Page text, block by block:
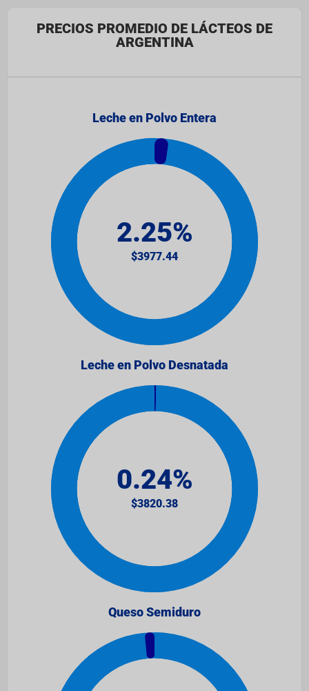
PRECIOS PROMEDIO DE LÁCTEOS DE
ARGENTINA
Leche en Polvo Entera
Leche en Polvo Desnatada
Queso Semiduro